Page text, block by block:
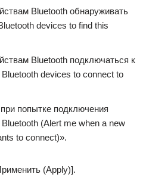
Bluetooth обнаруживать
devices to find this
Bluetooth подключаться к
devices to connect to
попытке подключения
Bluetooth (Alert me when a new
to connect)».
(Apply)].